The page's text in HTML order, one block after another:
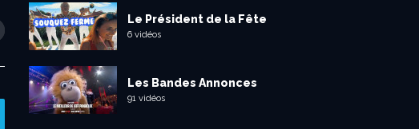
Le Président de la Fête
6 vidéos
Les Bandes Annonces
91 vidéos